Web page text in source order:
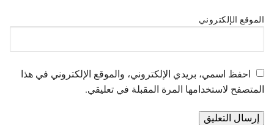
الموقع الإلكتروني
احفظ اسمي، بريدي الإلكتروني، والموقع الإلكتروني في هذا
المتصفح لاستخدامها المرة المقبلة في تعليقي.